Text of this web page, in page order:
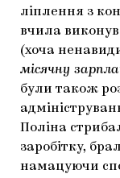
ліплення з
вчила
(хоча
місячну
були також
Поліна
заробітку,
намацуючи